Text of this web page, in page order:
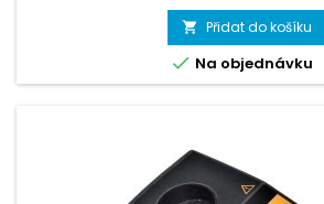
 Přidat do košíku
 Na objednávku